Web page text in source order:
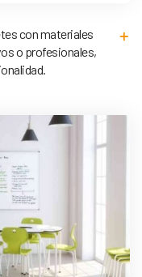
con materiales
o profesionales,